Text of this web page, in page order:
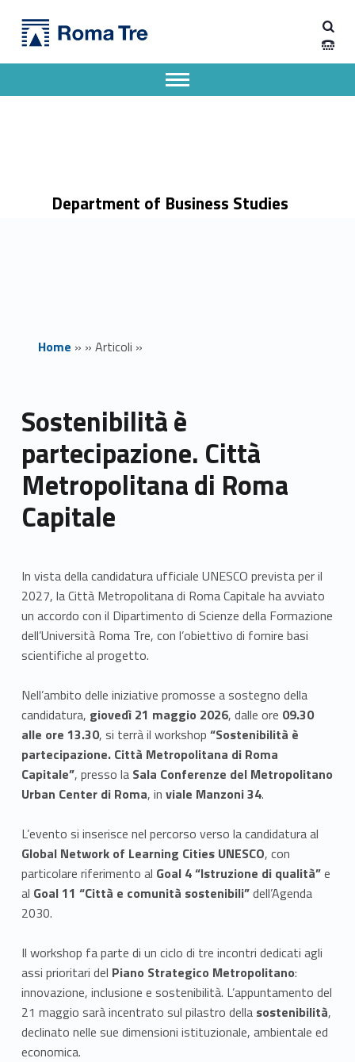
Sostenibilità è partecipazione. Città Metropolitana di Roma Capitale - Dipartimento di Economia Aziendale
Department of Business Studies
Apri il menu secondario
Header info sidebar
Home » » Articoli »
Sostenibilità è
partecipazione. Città
Metropolitana di Roma
Capitale
In vista della candidatura ufficiale UNESCO prevista per il
2027, la Città Metropolitana di Roma Capitale ha avviato
un accordo con il Dipartimento di Scienze della Formazione
dell’Università Roma Tre, con l’obiettivo di fornire basi
scientifiche al progetto.
Nell’ambito delle iniziative promosse a sostegno della
candidatura, giovedì 21 maggio 2026, dalle ore 09.30
alle ore 13.30, si terrà il workshop “Sostenibilità è
partecipazione. Città Metropolitana di Roma
Capitale”, presso la Sala Conferenze del Metropolitano
Urban Center di Roma, in viale Manzoni 34.
L’evento si inserisce nel percorso verso la candidatura al
Global Network of Learning Cities UNESCO, con
particolare riferimento al Goal 4 “Istruzione di qualità”e
al Goal 11 “Città e comunità sostenibili”dell’Agenda
2030.
Il workshop fa parte di un ciclo di tre incontri dedicati agli
assi prioritari del Piano Strategico Metropolitano:
innovazione, inclusione e sostenibilità. L’appuntamento del
21 maggio sarà incentrato sul pilastro della sostenibilità,
declinato nelle sue dimensioni istituzionale, ambientale ed
economica.